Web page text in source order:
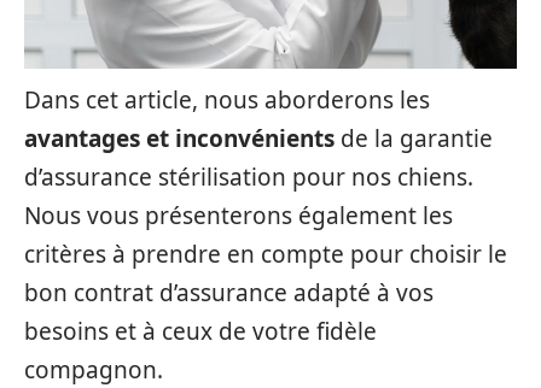
Dans cet article, nous aborderons les
avantages et inconvénients de la garantie
d’assurance stérilisation pour nos chiens.
Nous vous présenterons également les
critères à prendre en compte pour choisir le
bon contrat d’assurance adapté à vos
besoins et à ceux de votre fidèle
compagnon.